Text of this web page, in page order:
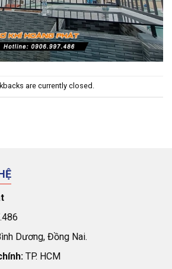
are currently closed.
Dương, Đồng Nai.
TP. HCM